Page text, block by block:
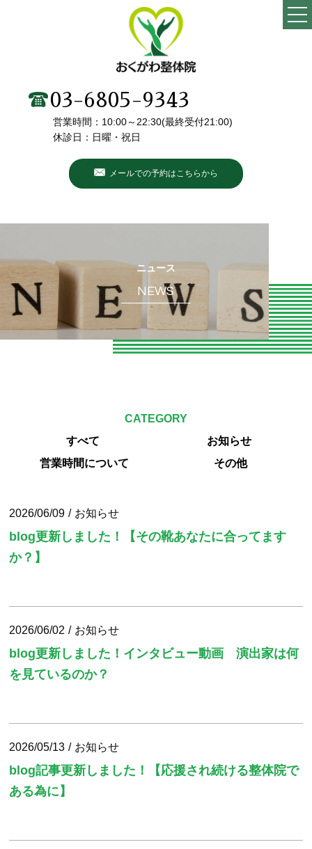
当院の特徴
施術メニュー・料金
院長・スタッフ紹介
初めての方へ
こんなお悩みありませんか？
お客様の声
ブログ
お知らせ
O脚専門
当院の整体とは
03-6805-9343
営業時間：10:00～22:30(最終受付21:00)
休診日：日曜・祝日
メールでの予約はこちらから
ニュース
NEWS
CATEGORY
すべて
お知らせ
営業時間について
その他
2026/06/09 お知らせ
blog更新しました！【その靴あなたに合ってます
か？】
2026/06/02 お知らせ
blog更新しました！インタビュー動画 演出家は何
を見ているのか？
2026/05/13 お知らせ
blog記事更新しました！【応援され続ける整体院で
ある為に】